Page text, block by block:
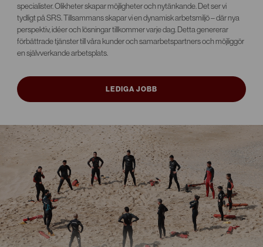
specialister. Olikheter skapar möjligheter och nytänkande. Det ser vi
tydligt på SRS. Tillsammans skapar vi en dynamisk arbetsmiljö – där nya
perspektiv, idéer och lösningar tillkommer varje dag. Detta genererar
förbättrade tjänster till våra kunder och samarbetspartners och möjliggör
en självverkande arbetsplats.
LEDIGA JOBB